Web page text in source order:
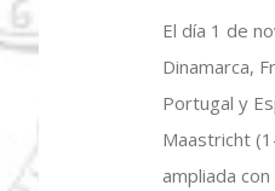
El día 1 de
Dinamarca,
Portugal y
Maastricht
ampliada